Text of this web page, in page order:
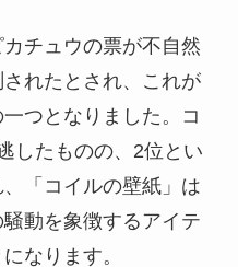
チュウの票が不自然
れたとされ、これが
つとなりました。コ
したものの、2位とい
「コイルの壁紙」は
動を象徴するアイテ
なります。